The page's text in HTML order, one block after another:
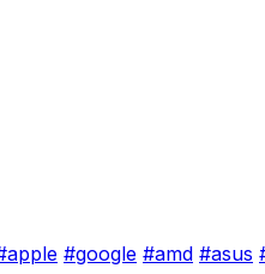
#google #amd #asus